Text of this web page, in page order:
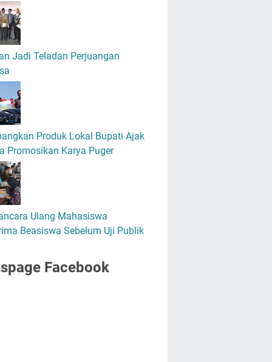
Jadi Teladan Perjuangan
Produk Lokal Bupati Ajak
Promosikan Karya Puger
Ulang Mahasiswa
Beasiswa Sebelum Uji Publik
Facebook